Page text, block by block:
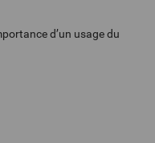
d’un usage du